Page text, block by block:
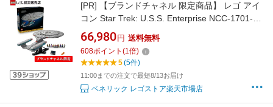
[PR]
【ブランドチャネル 限定商品】 レゴ アイ
コン Star Trek: U.S.S. Enterprise NCC-1701-D
10356【プレゼントキャンペーン配布終了】
【ご自分へのご褒美 プレゼントに】【大人のリ
ラックスタイム】【大人時間】【おしゃれなイ
ンテリア】【大人の素敵な時間】
66,980 円 送料無料
608ポイント (1倍)
5(5件)
11:00までの注文で最短8/13お届け
ベネリック レゴストア楽天市場店